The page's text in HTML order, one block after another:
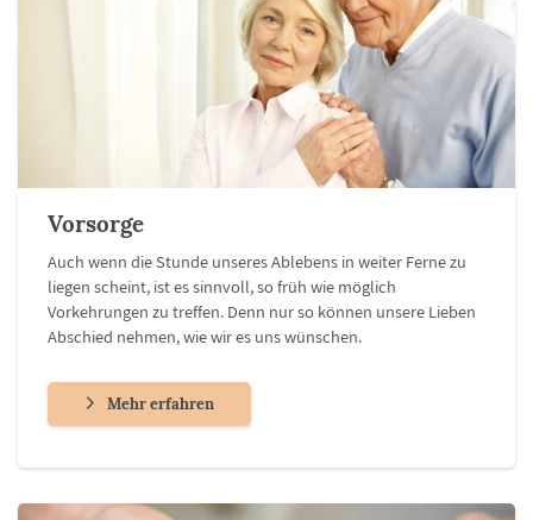
Vorsorge
Auch wenn die Stunde unseres Ablebens in weiter Ferne zu
liegen scheint, ist es sinnvoll, so früh wie möglich
Vorkehrungen zu treffen. Denn nur so können unsere Lieben
Abschied nehmen, wie wir es uns wünschen.
Mehr erfahren